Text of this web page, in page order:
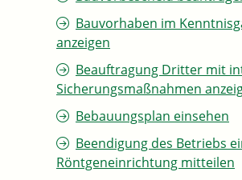
Bauvorhaben im
anzeigen
Beauftragung Dritter mit
Sicherungsmaßnahmen
Bebauungsplan einsehen
Beendigung des Betriebs
Röntgeneinrichtung mitteilen